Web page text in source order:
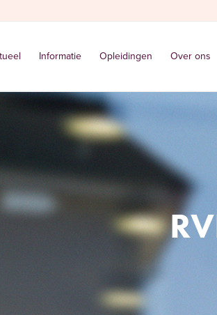
Informatie Opleidingen Over ons